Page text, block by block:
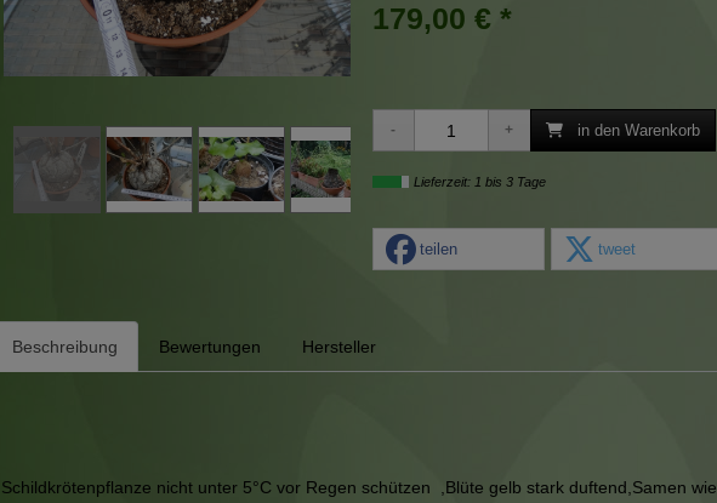
179,00 € *
in den Warenkorb
Lieferzeit: 1 bis 3 Tage
teilen tweet
Beschreibung Bewertungen Hersteller
Schildkrötenpflanze nicht unter 5°C vor Regen schützen ,Blüte gelb stark duftend,Samen wie